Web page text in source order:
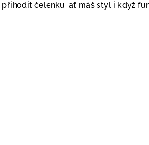
přihodit čelenku, ať máš styl i když